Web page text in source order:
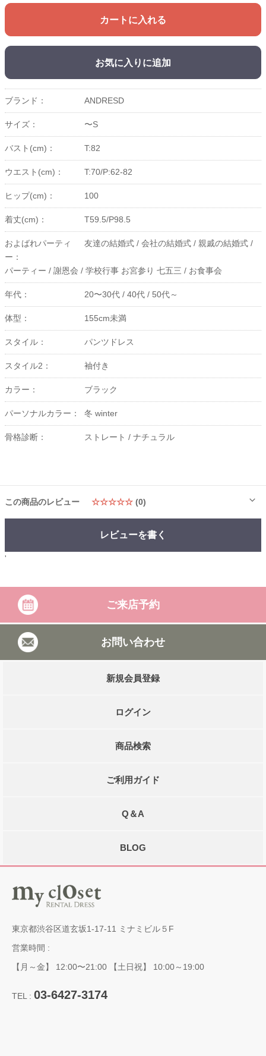
カートに入れる
お気に入りに追加
ブランド： ANDRESD
サイズ： 〜S
バスト(cm)： T:82
ウエスト(cm)： T:70/P:62-82
ヒップ(cm)： 100
着丈(cm)： T59.5/P98.5
およばれパーティ
ー：
友達の結婚式 / 会社の結婚式 / 親戚の結婚式 /
パーティー / 謝恩会 / 学校行事 お宮参り 七五三 / お食事会
年代： 20〜30代 / 40代 / 50代～
体型： 155cm未満
スタイル： パンツドレス
スタイル2： 袖付き
カラー： ブラック
パーソナルカラー： 冬 winter
骨格診断： ストレート / ナチュラル
この商品のレビュー ☆☆☆☆☆ (0)
レビューを書く
'
ご来店予約
お問い合わせ
新規会員登録
ログイン
商品検索
ご利用ガイド
Q＆A
BLOG
東京都渋谷区道玄坂1-17-11 ミナミビル５F
営業時間 :
【月～金】 12:00〜21:00 【土日祝】 10:00～19:00
TEL : 03-6427-3174